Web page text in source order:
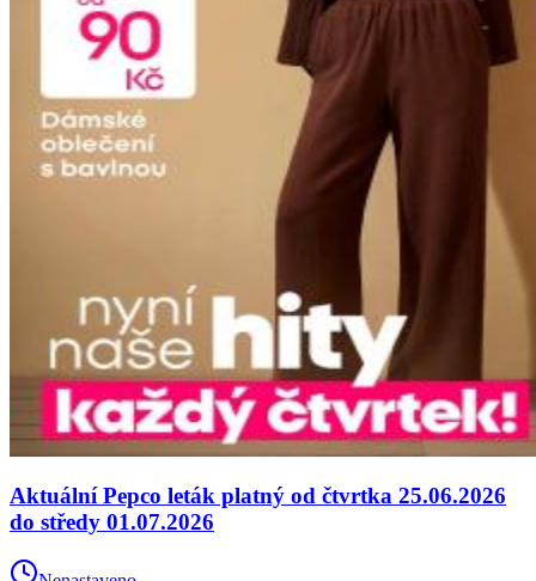
Aktuální Pepco leták platný od čtvrtka 25.06.2026
do středy 01.07.2026